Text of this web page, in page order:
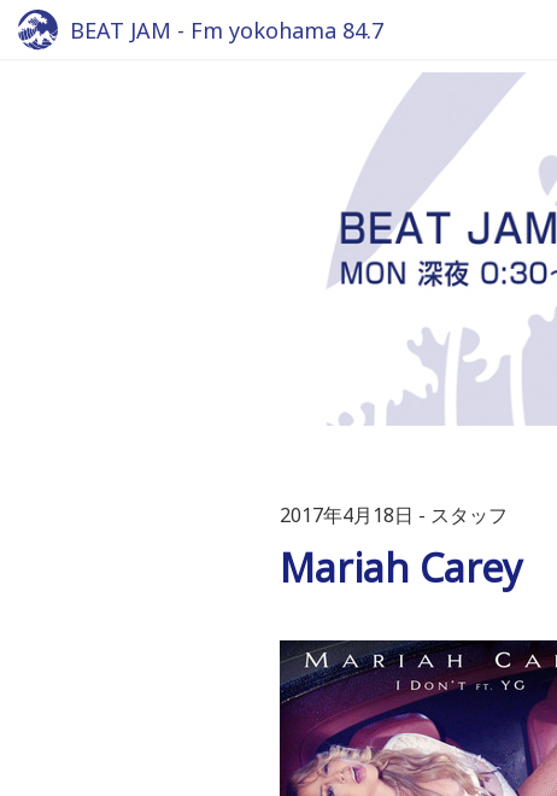
BEAT JAM - Fm yokohama 84.7
2017年4月18日 スタッフ
Mariah Carey